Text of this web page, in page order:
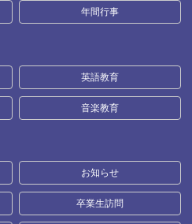
年間行事
英語教育
音楽教育
お知らせ
卒業生訪問